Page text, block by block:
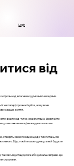
Login
від
над власними думками і емоціями.
на папері, проаналізуйте, чому вони
на ваше життя.
факти від чуток і маніпуляцій. Звертайте
не дозволяючи емоціям керувати вашим
створіть свою позицію щодо тих питань, які
Відстоюйте свою думку, але й будьте
такі як медитація, йога або дихальні вправи. Це
страхами.